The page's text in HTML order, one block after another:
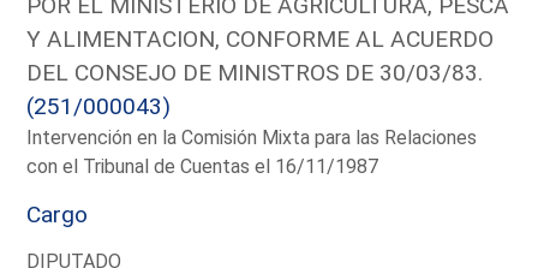
Y ALIMENTACION, CONFORME AL ACUERDO
DEL CONSEJO DE MINISTROS DE 30/03/83.
(251/000043)
Intervención en la Comisión Mixta para las Relaciones
con el Tribunal de Cuentas el 16/11/1987
Cargo
DIPUTADO